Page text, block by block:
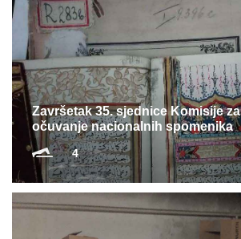
Završetak 35. sjednice Komisije za
očuvanje nacionalnih spomenika
4